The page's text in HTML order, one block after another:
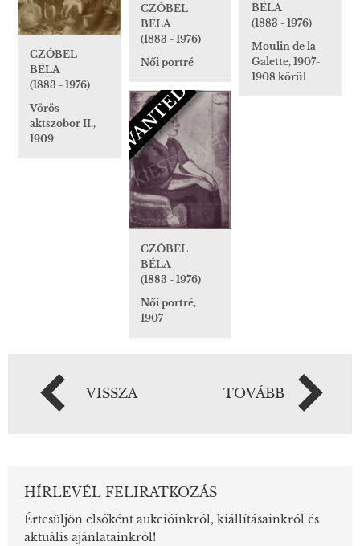
CZÓBEL
BÉLA
(1883 - 1976)
Női portré
CZÓBEL
BÉLA
(1883 - 1976)
Vörös
aktszobor II.,
1909
BÉLA
(1883 - 1976)
Moulin de la
Galette, 1907-
1908 körül
*WANTED*
CZÓBEL
BÉLA
(1883 - 1976)
Női portré,
1907
VISSZA TOVÁBB
HÍRLEVÉL FELIRATKOZÁS
Értesüljön elsőként aukcióinkról, kiállításainkról és
aktuális ajánlatainkról!